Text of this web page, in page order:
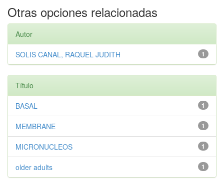
Otras opciones relacionadas
Autor
1
SOLIS CANAL, RAQUEL JUDITH
Título
1
BASAL
1
MEMBRANE
1
MICRONUCLEOS
1
older adults